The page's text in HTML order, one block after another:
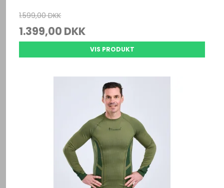
1.599,00 DKK
1.399,00 DKK
VIS PRODUKT